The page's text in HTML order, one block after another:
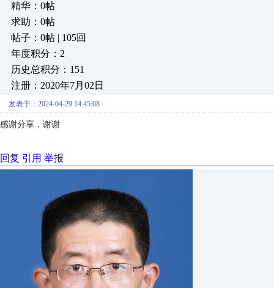
精华：0帖
求助：0帖
帖子：0帖 | 105回
年度积分：2
历史总积分：151
注册：2020年7月02日
发表于：2024-04-29 14:45:08
感谢分享，谢谢
回复 引用 举报